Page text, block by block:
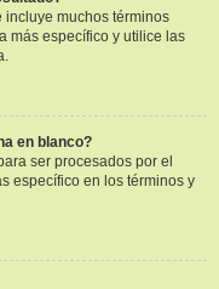
incluye muchos términos
más específico y utilice las
en blanco?
ser procesados por el
específico en los términos y